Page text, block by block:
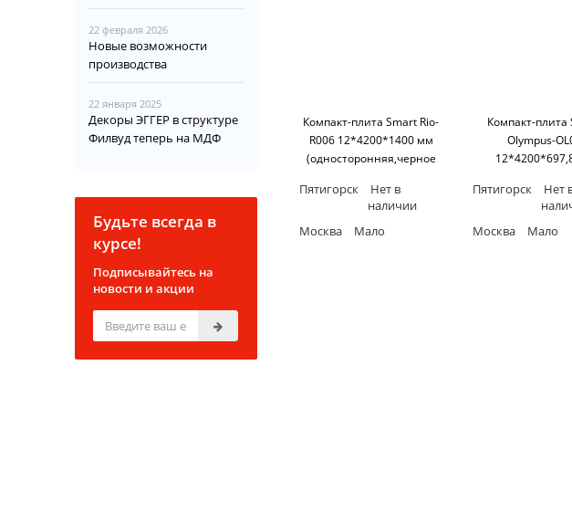
22 февраля 2026
Новые возможности
производства
22 января 2025
Декоры ЭГГЕР в структуре
Филвуд теперь на МДФ
Будьте всегда в
курсе!
Подписывайтесь на
новости и акции
Компакт-плита Smart Rio-
R006 12*4200*1400 мм
(односторонняя,черное
Пятигорск
Нет в
наличии
Москва
Мало
Компакт-плита
Olympus-
основание)
Пятигорск
Нет
Москва
Мало